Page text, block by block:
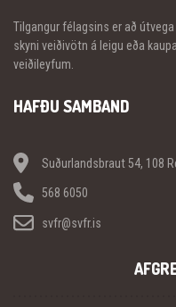
Tilgangur félagsins er að
skyni veiðivötn á leigu eða
veiðileyfum.
HAFÐU SAMBAND
Suðurlandsbraut 54, 108
568 6050
svfr@svfr.is